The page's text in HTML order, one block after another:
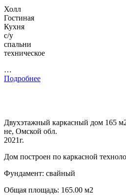
Холл
Гостиная
Кухня
с/у
спальни
техническое
…
Подробнее
Двухэтажный каркасный дом 165
не, Омской обл.
2021г.
Дом построен по каркасной
Фундамент: свайный
Общая площадь: 165.00 м2